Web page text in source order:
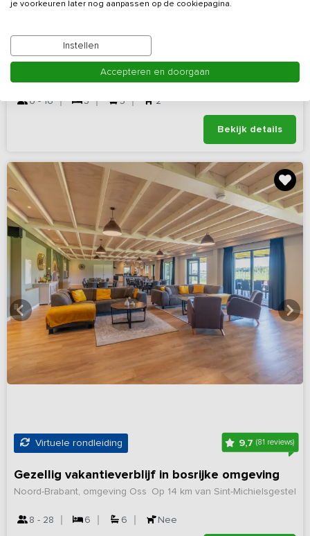
Noord-Brabant, omgeving
6 - 16 5 5 2
Bekijk details
Virtuele rondleiding 9,7(81 reviews)
Gezellig vakantieverblijf in bosrijke omgeving
Op 14 km van Sint-Michielsgestel
Noord-Brabant, omgeving Oss
8 - 28 6 6 Nee
je voorkeuren later nog aanpassen op de cookiepagina.
Instellen
Accepteren en doorgaan